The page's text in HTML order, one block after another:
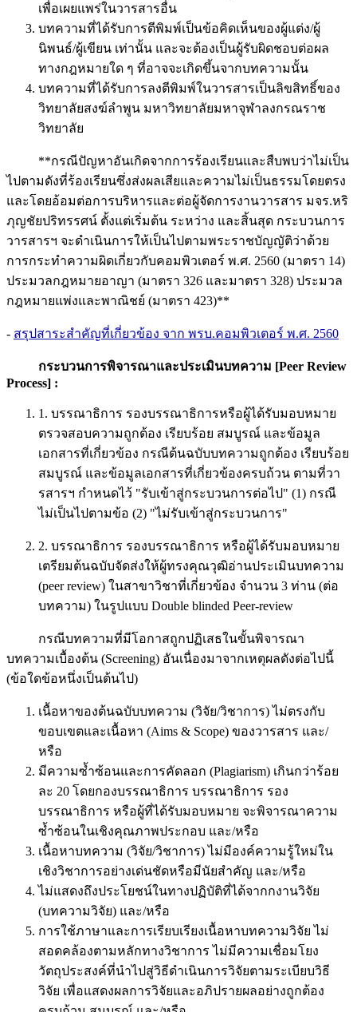
เพื่อเผยแพร่ในวารสารอื่น
บทความที่ได้รับการตีพิมพ์เป็นข้อคิดเห็นของผู้แต่ง/ผู้
นิพนธ์/ผู้เขียน เท่านั้น และจะต้องเป็นผู้รับผิดชอบต่อผล
ทางกฎหมายใด ๆ ที่อาจจะเกิดขึ้นจากบทความนั้น
บทความที่ได้รับการลงตีพิมพ์ในวารสารเป็นลิขสิทธิ์ของ
วิทยาลัยสงฆ์ลำพูน มหาวิทยาลัยมหาจุฬาลงกรณราช
วิทยาลัย
**กรณีปัญหาอันเกิดจากการร้องเรียนและสืบพบว่าไม่เป็น
ไปตามดังที่ร้องเรียนซึ่งส่งผลเสียและความไม่เป็นธรรมโดยตรง
และโดยอ้อมต่อการบริหารและต่อผู้จัดการงานวารสาร มจร.หริ
ภุญชัยปริทรรศน์ ตั้งแต่เริ่มต้น ระหว่าง และสิ้นสุด กระบวนการ
วารสารฯ จะดำเนินการให้เป็นไปตามพระราชบัญญัติว่าด้วย
การกระทำความผิดเกี่ยวกับคอมพิวเตอร์ พ.ศ. 2560 (มาตรา 14)
ประมวลกฎหมายอาญา (มาตรา 326 และมาตรา 328) ประมวล
กฎหมายแพ่งและพาณิชย์ (มาตรา 423)**
- สรุปสาระสำคัญที่เกี่ยวข้อง จาก พรบ.คอมพิวเตอร์ พ.ศ. 2560
กระบวนการพิจารณาและประเมินบทความ [Peer Review
Process] :
1. บรรณาธิการ รองบรรณาธิการหรือผู้ได้รับมอบหมาย
ตรวจสอบความถูกต้อง เรียบร้อย สมบูรณ์ และข้อมูล
เอกสารที่เกี่ยวข้อง กรณีต้นฉบับบทความถูกต้อง เรียบร้อย
สมบูรณ์ และข้อมูลเอกสารที่เกี่ยวข้องครบถ้วน ตามที่วา
รสารฯ กำหนดไว้ "รับเข้าสู่กระบวนการต่อไป" (1) กรณี
ไม่เป็นไปตามข้อ (2) "ไม่รับเข้าสู่กระบวนการ"
2. บรรณาธิการ รองบรรณาธิการ หรือผู้ได้รับมอบหมาย
เตรียมต้นฉบับจัดส่งให้ผู้ทรงคุณวุฒิอ่านประเมินบทความ
(peer review) ในสาขาวิชาที่เกี่ยวข้อง จำนวน 3 ท่าน (ต่อ
บทความ) ในรูปแบบ Double blinded Peer-review
กรณีบทความที่มีโอกาสถูกปฏิเสธในขั้นพิจารณา
บทความเบื้องต้น (Screening) อันเนื่องมาจากเหตุผลดังต่อไปนี้
(ข้อใดข้อหนึ่งเป็นต้นไป)
เนื้อหาของต้นฉบับบทความ (วิจัย/วิชาการ) ไม่ตรงกับ
ขอบเขตและเนื้อหา (Aims & Scope) ของวารสาร และ/
หรือ
มีความซ้ำซ้อนและการคัดลอก (Plagiarism) เกินกว่าร้อย
ละ 20 โดยกองบรรณาธิการ บรรณาธิการ รอง
บรรณาธิการ หรือผู้ที่ได้รับมอบหมาย จะพิจารณาความ
ซ้ำซ้อนในเชิงคุณภาพประกอบ และ/หรือ
เนื้อหาบทความ (วิจัย/วิชาการ) ไม่มีองค์ความรู้ใหม่ใน
เชิงวิชาการอย่างเด่นชัดหรือมีนัยสำคัญ และ/หรือ
ไม่แสดงถึงประโยชน์ในทางปฏิบัติที่ได้จากกงานวิจัย
(บทความวิจัย) และ/หรือ
การใช้ภาษาและการเรียบเรียงเนื้อหาบทความวิจัย ไม่
สอดคล้องตามหลักทางวิชาการ ไม่มีความเชื่อมโยง
วัตถุประสงค์ที่นำไปสู่วิธีดำเนินการวิจัยตามระเบียบวิธี
วิจัย เพื่อแสดงผลการวิจัยและอภิปรายผลอย่างถูกต้อง